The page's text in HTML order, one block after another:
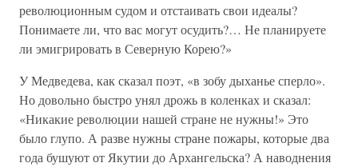
революционным судом и отстаивать свои идеалы?
Понимаете ли, что вас могут осудить?… Не планируете
ли эмигрировать в Северную Корею?»
У Медведева, как сказал поэт, «в зобу дыханье сперло».
Но довольно быстро унял дрожь в коленках и сказал:
«Никакие революции нашей стране не нужны!» Это
было глупо. А разве нужны стране пожары, которые два
года бушуют от Якутии до Архангельска? А наводнения